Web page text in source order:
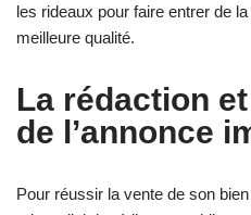
les rideaux pour faire entrer de
meilleure qualité.
La rédaction
de l’annonce
Pour réussir la vente de son